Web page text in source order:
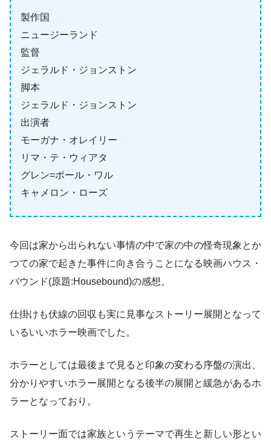
製作国
ニュージーランド
監督
ジェラルド・ジョンストン
脚本
ジェラルド・ジョンストン
出演者
モーガナ・オレイリー
リマ・テ・ウィアタ
グレン=ポール・ワル
キャメロン・ローズ
今回は家から出られない事情の中で家の中の怪奇現象とか
つての家で起きた事件に向き合うことになる映画ハウス・
バウンド(原題:Housebound)の感想。
仕掛けも伏線の回収も実に見事なストーリー展開となって
いるいいホラー映画でした。
ホラーとしては最後まで見ると印象の変わる序盤の演出、
分かりやすいホラー展開となる後半の展開と緩急があるホ
ラーとなっており。
ストーリー面では家族というテーマで再生と新しい形とい